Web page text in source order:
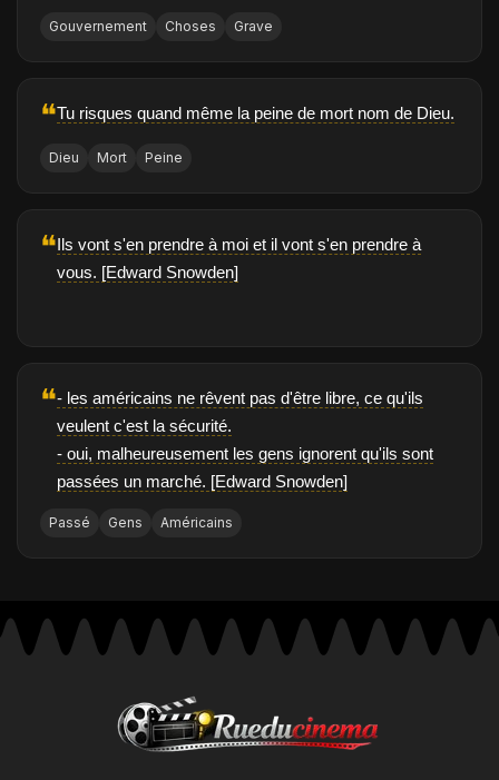
Gouvernement Choses Grave
❝Tu risques quand même la peine de mort nom de Dieu.
Dieu Mort Peine
❝Ils vont s'en prendre à moi et il vont s'en prendre à
vous. [Edward Snowden]
❝- les américains ne rêvent pas d'être libre, ce qu'ils
veulent c'est la sécurité.
- oui, malheureusement les gens ignorent qu'ils sont
passées un marché. [Edward Snowden]
Passé Gens Américains